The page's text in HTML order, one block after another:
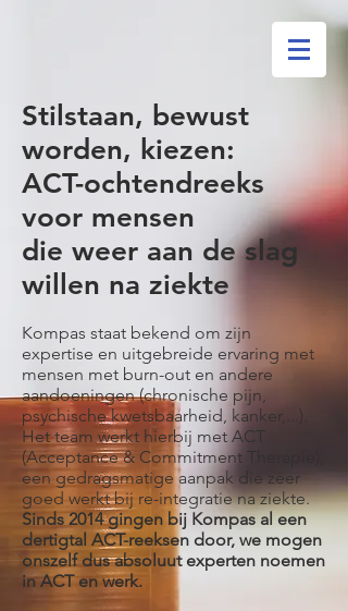
Stilstaan, bewust
worden, kiezen:
ACT-ochtendreeks
voor mensen
die weer aan de slag
willen na ziekte
Kompas staat bekend om zijn
expertise en uitgebreide ervaring met
mensen met burn-out en andere
aandoeningen (chronische pijn,
psychische kwetsbaarheid, kanker,...).
Het team werkt hierbij met ACT
(Acceptance & Commitment Therapie),
een gedragsmatige aanpak die zeer
goed werkt bij re-integratie na ziekte.
Sinds 2014 gingen bij Kompas al een
dertigtal ACT-reeksen door, we mogen
onszelf dus absoluut experten noemen
in ACT en werk.